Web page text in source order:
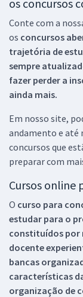
os concursos
Conte com a
os concursos
trajetória de
sempre
fazer perder a
ainda mais.
Em nosso site,
andamento e até
concursos que
preparar com
Cursos online
O curso para
estudar para o
constituídos por
docente
bancas
características
organização de